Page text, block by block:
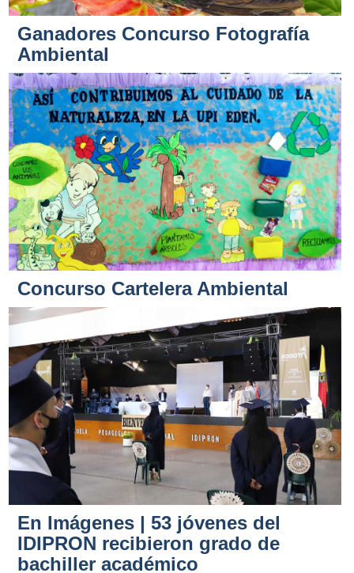
Ganadores Concurso Fotografía
Ambiental
Concurso Cartelera Ambiental
En Imágenes | 53 jóvenes del
IDIPRON recibieron grado de
bachiller académico